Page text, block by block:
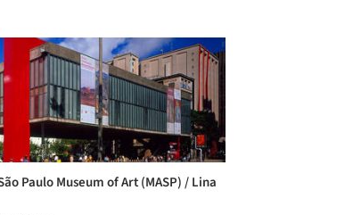
Paulo Museum of Art (MASP) / Lina